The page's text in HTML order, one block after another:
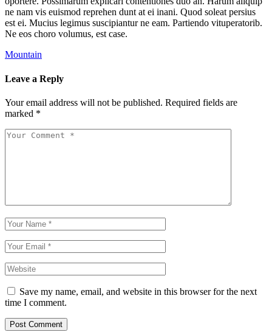
ne nam vis euismod reprehen dunt at ei inani. Quod soleat persius
est ei. Mucius legimus suscipiantur ne eam. Partiendo vituperatorib.
Ne eos choro volumus, est case.
Mountain
Leave a Reply
Your email address will not be published. Required fields are
marked *
Save my name, email, and website in this browser for the next
time I comment.
Post Comment